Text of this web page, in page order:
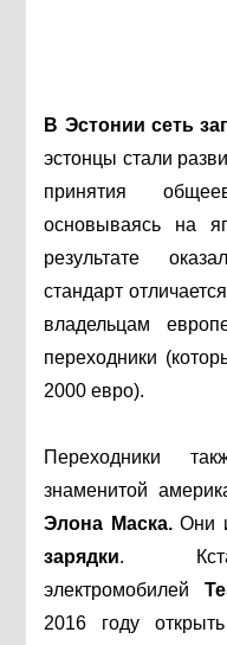
В Эстонии сеть
эстонцы стали
принятия
основываясь на
результате
стандарт
владельцам
переходники
2000 евро).
Переходники
знаменитой
Элона Маска.Они
зарядки.
электромобилей
2016 году